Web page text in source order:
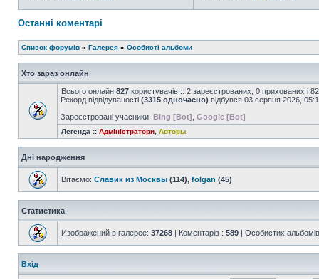
Останні коментарі
Список форумів » Галерея » Особисті альбоми
Хто зараз онлайн
Всього онлайн 827 користувачів :: 2 зареєстрованих, 0 прихованих і
Рекорд відвідуваності (3315 одночасно) відбувся 03 серпня 2026,
Зареєстровані учасники: Bing [Bot] Google [Bot]
Легенда :: Адміністратори Авторы
Дні народження
Вітаємо: Славик из Москвы (114), folgan (45)
Статистика
Изображений в галерее: 37268 | Коментарів : 589 | Особистих
Вхід